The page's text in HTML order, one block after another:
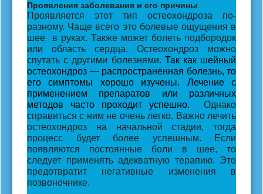
Проявления заболевания и его причины
Проявляется этот тип остеохондроза по-
разному. Чаще всего это болевые ощущения в
шее в руках. Также может болеть подбородок
или область сердца. Остеохондроз можно
спутать с другими болезнями. Так как шейный
остеохондроз — распространенная болезнь, то
его симптомы хорошо изучены. Лечение с
применением препаратов или различных
методов часто проходит успешно.
Однако
справиться с ним не очень легко. Важно лечить
остеохондроз на начальной стадии, тогда
процесс будет более успешным. Если
появляются постоянные боли в шее, то
следует применять адекватную терапию. Это
предотвратит негативные изменения в
позвоночнике.